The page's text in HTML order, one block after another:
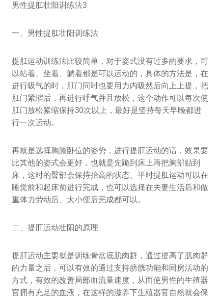
男性提肛壮阳训练法3
一、男性提肛壮阳训练法
提肛运动训练法比较简单，对于姿式没有过多的要求，可
以站着、坐着、躺着都是可以运动的，具体的方法是，在
进行吸气的时，肛门同时也要用力内吸然后向上上提，把
肛门紧缩后，再进行呼气并且放松，这个动作可以每次使
肛门放松紧缩保持30次以上，最好是坚持每天早晚都进
行一次运动。
再就是选择胸膝卧位的姿势，进行提肛运动的话，效果要
比其他的姿式会更好，也就是先跪到床上再把胸部贴到
床，这时的臀部会保持抬高的状态。平时提肛运动可以在
睡觉前和起床前进行完成，也可以选择在夫妻生活后和做
重体力劳动后、大小便后完成都可以。
二、提肛运动壮阳的原理
提肛运动主要就是训练骨盆底肌肉群，通过提高了肌肉群
的力量之后，可以有效的通过支持膀胱功能和同房活动的
方式，有效的改善局部血流量速度，从而使男性的生殖器
官拥有充足的血液，在这样的滋养下生殖器官自然就会保